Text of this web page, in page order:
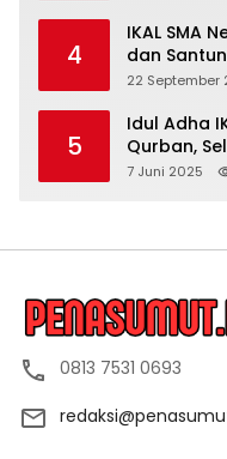
4
IKAL SMA
dan
22 September
5
Idul Adha
Qurban,
Dapat
7 Juni 2025
0813 7531 0693